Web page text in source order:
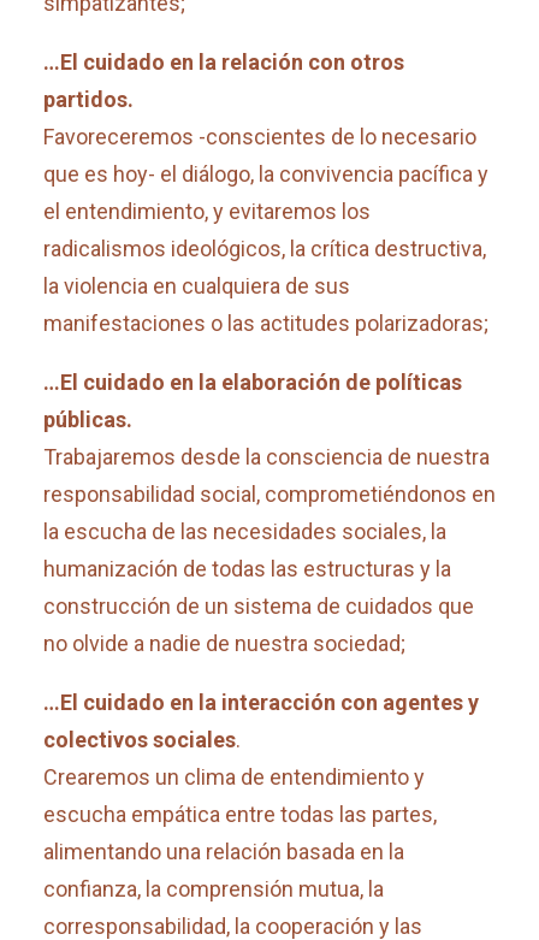
…El cuidado en la relación con otros
partidos.
Favoreceremos -conscientes de lo necesario
que es hoy- el diálogo, la convivencia pacífica y
el entendimiento, y evitaremos los
radicalismos ideológicos, la crítica destructiva,
la violencia en cualquiera de sus
manifestaciones o las actitudes polarizadoras;
…El cuidado en la elaboración de políticas
públicas.
Trabajaremos desde la consciencia de nuestra
responsabilidad social, comprometiéndonos en
la escucha de las necesidades sociales, la
humanización de todas las estructuras y la
construcción de un sistema de cuidados que
no olvide a nadie de nuestra sociedad;
…El cuidado en la interacción con agentes y
colectivos sociales.
Crearemos un clima de entendimiento y
escucha empática entre todas las partes,
alimentando una relación basada en la
confianza, la comprensión mutua, la
corresponsabilidad, la cooperación y las